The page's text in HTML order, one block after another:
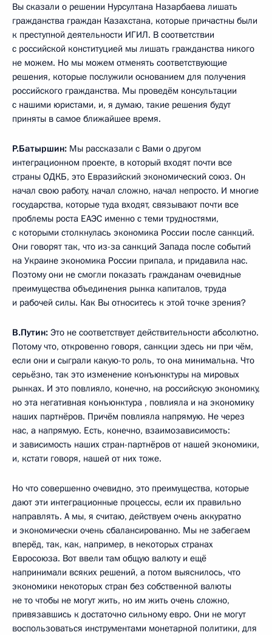
Вы сказали о решении Нурсултана Назарбаева лишать
гражданства граждан Казахстана, которые причастны были
к преступной деятельности ИГИЛ. В соответствии
с российской конституцией мы лишать гражданства никого
не можем. Но мы можем отменять соответствующие
решения, которые послужили основанием для получения
российского гражданства. Мы проведём консультации
с нашими юристами, и, я думаю, такие решения будут
приняты в самое ближайшее время.
Р.Батыршин: Мы рассказали с Вами о другом
интеграционном проекте, в который входят почти все
страны ОДКБ, это Евразийский экономический союз. Он
начал свою работу, начал сложно, начал непросто. И многие
государства, которые туда входят, связывают почти все
проблемы роста ЕАЭС именно с теми трудностями,
с которыми столкнулась экономика России после санкций.
Они говорят так, что из-за санкций Запада после событий
на Украине экономика России припала, и придавила нас.
Поэтому они не смогли показать гражданам очевидные
преимущества объединения рынка капиталов, труда
и рабочей силы. Как Вы относитесь к этой точке зрения?
В.Путин: Это не соответствует действительности абсолютно.
Потому что, откровенно говоря, санкции здесь ни при чём,
если они и сыграли какую-то роль, то она минимальна. Что
серьёзно, так это изменение конъюнктуры на мировых
рынках. И это повлияло, конечно, на российскую экономику,
но эта негативная конъюнктура , повлияла и на экономику
наших партнёров. Причём повлияла напрямую. Не через
нас, а напрямую. Есть, конечно, взаимозависимость:
и зависимость наших стран-партнёров от нашей экономики,
и, кстати говоря, нашей от них тоже.
Но что совершенно очевидно, это преимущества, которые
дают эти интеграционные процессы, если их правильно
направлять. А мы, я считаю, действуем очень аккуратно
и экономически очень сбалансированно. Мы не забегаем
вперёд, так, как, например, в некоторых странах
Евросоюза. Вот ввели там общую валюту и ещё
напринимали всяких решений, а потом выяснилось, что
экономики некоторых стран без собственной валюты
не то чтобы не могут жить, но им жить очень сложно,
привязавшись к достаточно сильному евро. Они не могут
воспользоваться инструментами монетарной политики, для